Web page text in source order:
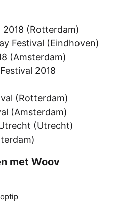
2018 (Rotterdam)
Festival (Eindhoven)
(Amsterdam)
2018
(Rotterdam)
(Amsterdam)
(Utrecht)
met Woov